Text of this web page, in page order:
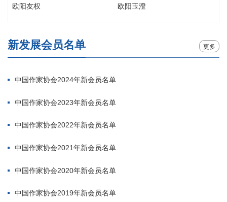
欧阳友权 欧阳玉澄
欧阳翎
新发展会员名单 更多
中国作家协会2024年新会员名单
中国作家协会2023年新会员名单
中国作家协会2022年新会员名单
中国作家协会2021年新会员名单
中国作家协会2020年新会员名单
中国作家协会2019年新会员名单